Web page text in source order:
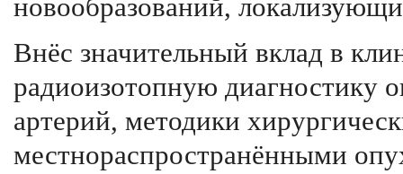
новообразований,
Внёс значительный вклад в
радиоизотопную диагностику
артерий, методики
местнораспространёнными